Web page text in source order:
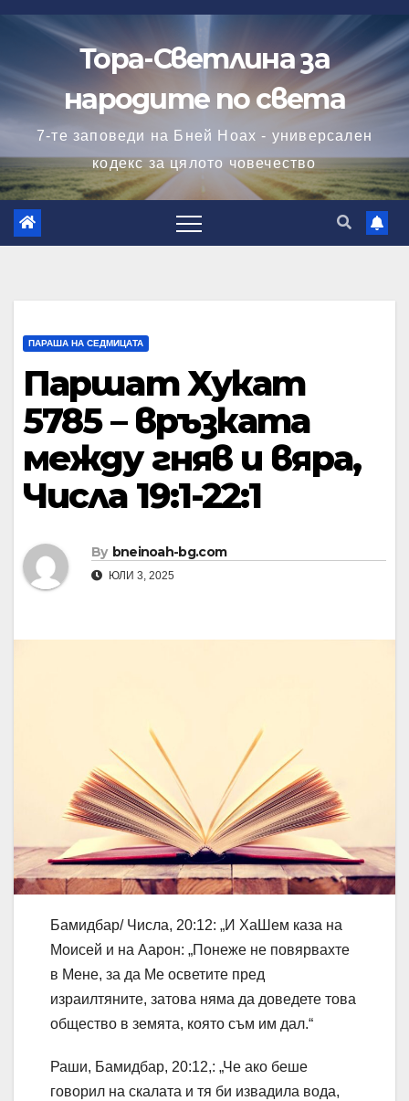
Skip
content
Тора-Светлина за
народите по света
7-те заповеди на Бней Ноах - универсален
кодекс за цялото човечество
ПАРАША НА СЕДМИЦАТА
Паршат Хукат
5785 – връзката
между гняв и вяра,
Числа 19:1-22:1
By bneinoah-bg.com
ЮЛИ 3, 2025
Бамидбар/ Числа, 20:12: „И ХаШем каза на
Моисей и на Аарон: „Понеже не повярвахте
в Мене, за да Ме осветите пред
израилтяните, затова няма да доведете това
общество в земята, която съм им дал.“
Раши, Бамидбар, 20:12,: „Че ако беше
говорил на скалата и тя би извадила вода,